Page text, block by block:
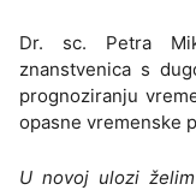
Dr. sc. Petra
znanstvenica s
prognoziranju
opasne vremenske
U novoj ulozi